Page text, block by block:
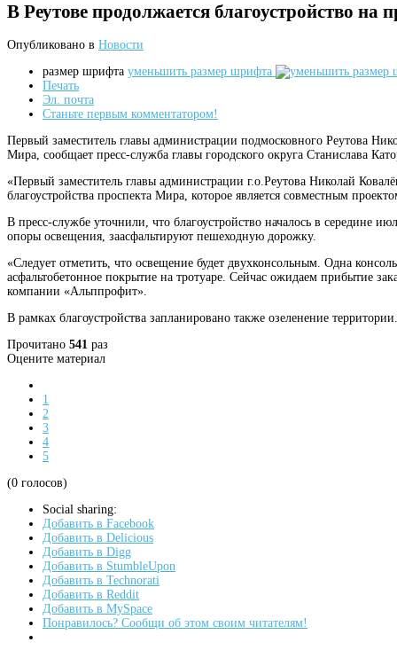
В Реутове продолжается благоустройство на
Опубликовано в Новости
размер шрифта уменьшить размер шрифта
Печать
Эл. почта
Станьте первым комментатором!
Первый заместитель главы администрации подмосковного Реутова
Мира, сообщает пресс-служба главы городского округа Станислава
«Первый заместитель главы администрации г.о.Реутова Николай
благоустройства проспекта Мира, которое является совместным
В пресс-службе уточнили, что благоустройство началось в середине
опоры освещения, заасфальтируют пешеходную дорожку.
«Следует отметить, что освещение будет двухконсольным. Одна
асфальтобетонное покрытие на тротуаре. Сейчас ожидаем прибытие
компании «Альппрофит».
В рамках благоустройства запланировано также озеленение
Прочитано 541 раз
Оцените материал
1
2
3
4
5
(0 голосов)
Social sharing:
Добавить в Facebook
Добавить в Delicious
Добавить в Digg
Добавить в StumbleUpon
Добавить в Technorati
Добавить в Reddit
Добавить в MySpace
Понравилось? Сообщи об этом своим читателям!